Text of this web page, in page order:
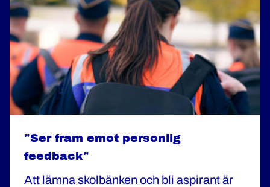
"Ser fram emot personlig
feedback"
Att lämna skolbänken och bli aspirant är